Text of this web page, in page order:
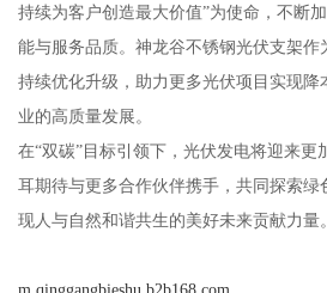
持续为客户创造最大价值”为使命，不断
能与服务品质。神龙谷不锈钢光伏支架
持续优化升级，助力更多光伏项目实现
业的高质量发展。
在“双碳”目标引领下，光伏发电将迎来更
耳期待与更多合作伙伴携手，共同探索绿
现人与自然和谐共生的美好未来贡献力量。